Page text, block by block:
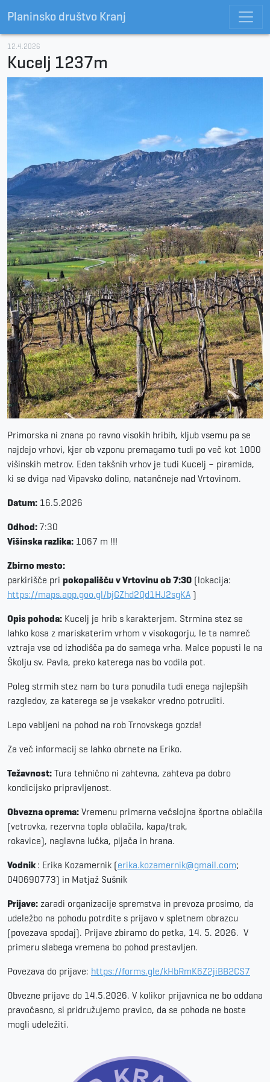
Planinsko društvo Kranj
12.4.2026
Kucelj 1237m
Primorska ni znana po ravno visokih hribih, kljub vsemu pa se
najdejo vrhovi, kjer ob vzponu premagamo tudi po več kot 1000
višinskih metrov. Eden takšnih vrhov je tudi Kucelj – piramida,
ki se dviga nad Vipavsko dolino, natančneje nad Vrtovinom.
Datum: 16.5.2026
Odhod:7:30
Višinska razlika: 1067 m !!!
Zbirno mesto:
parkirišče pri pokopališču v Vrtovinu ob 7:30 (lokacija:
https://maps.app.goo.gl/bjGZhd2Qd1HJ2sgKA )
Opis pohoda: Kucelj je hrib s karakterjem. Strmina stez se
lahko kosa z mariskaterim vrhom v visokogorju, le ta namreč
vztraja vse od izhodišča pa do samega vrha. Malce popusti le na
Školju sv. Pavla, preko katerega nas bo vodila pot.
Poleg strmih stez nam bo tura ponudila tudi enega najlepših
razgledov, za katerega se je vsekakor vredno potruditi.
Lepo vabljeni na pohod na rob Trnovskega gozda!
Za več informacij se lahko obrnete na Eriko.
Težavnost: Tura tehnično ni zahtevna, zahteva pa dobro
kondicijsko pripravljenost.
Obvezna oprema: Vremenu primerna večslojna športna oblačila
(vetrovka, rezervna topla oblačila, kapa/trak,
rokavice), naglavna lučka, pijača in hrana.
Vodnik : Erika Kozamernik (erika.kozamernik@gmail.com;
040690773) in Matjaž Sušnik
Prijave: zaradi organizacije spremstva in prevoza prosimo, da
udeležbo na pohodu potrdite s prijavo v spletnem obrazcu
(povezava spodaj). Prijave zbiramo do petka, 14. 5. 2026. V
primeru slabega vremena bo pohod prestavljen.
Povezava do prijave: https://forms.gle/kHbRmK6Z2jiBB2CS7
Obvezne prijave do 14.5.2026. V kolikor prijavnica ne bo oddana
pravočasno, si pridružujemo pravico, da se pohoda ne boste
mogli udeležiti.